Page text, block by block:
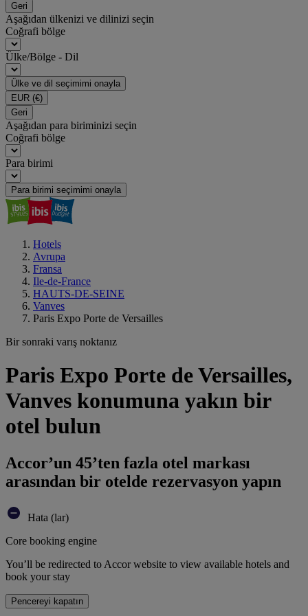
Geri
Aşağıdan ülkenizi ve dilinizi seçin
Coğrafi bölge
Ülke/Bölge - Dil
Ülke ve dil seçimimi onayla
EUR (€)
Geri
Aşağıdan para biriminizi seçin
Coğrafi bölge
Para birimi
Para birimi seçimimi onayla
Hotels
Avrupa
Fransa
Ile-de-France
HAUTS-DE-SEINE
Vanves
Paris Expo Porte de Versailles
Bir sonraki varış noktanız
Paris Expo Porte de Versailles,
Vanves konumuna yakın bir
otel bulun
Accor’un 45’ten fazla otel markası
arasından bir otelde rezervasyon yapın
Hata (lar)
Core booking engine
You’ll be redirected to Accor website to view available hotels and
book your stay
Pencereyi kapatın